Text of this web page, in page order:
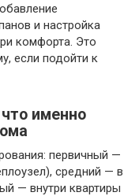
и настройка
комфорта. Это
если подойти к
именно
первичный —
средний — в
— внутри квартиры